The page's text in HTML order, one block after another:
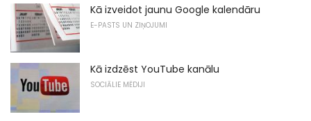
Kā izveidot jaunu Google kalendāru
E-PASTS UN ZIŅOJUMI
Kā izdzēst YouTube kanālu
SOCIĀLIE MĒDIJI